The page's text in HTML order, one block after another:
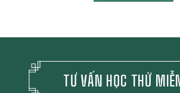
TƯ VẤN HỌC THỬ